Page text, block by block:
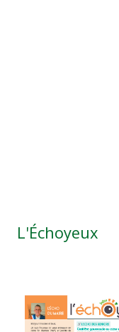
L'Échoyeux